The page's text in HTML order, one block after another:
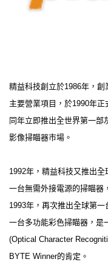
精益科技創立於1986年，
主要營業項目，於1990年
同年立即推出全世界第一部
影像掃瞄器市場。
1992年，精益科技又推出
一台無需外接電源的掃瞄器
1993年，再次推出全球第
一台多功能彩色掃瞄器，是
(Optical Character
BYTE Winner的肯定。